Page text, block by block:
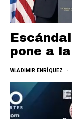
pone a
WLADIMIR ENRÍQUEZ